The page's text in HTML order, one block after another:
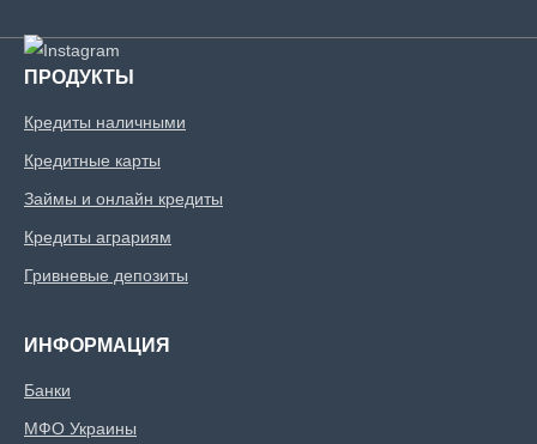
ПРОДУКТЫ
Кредиты наличными
Кредитные карты
Займы и онлайн кредиты
Кредиты аграриям
Гривневые депозиты
ИНФОРМАЦИЯ
Банки
МФО Украины